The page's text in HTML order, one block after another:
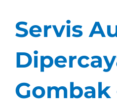
Servis
Gombak